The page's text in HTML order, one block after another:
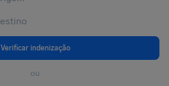
Verificar indenização
ou